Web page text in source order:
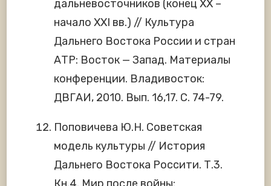
дальневосточников (конец XX –
начало XXI вв.) // Культура
Дальнего Востока России и стран
АТР: Восток — Запад. Материалы
конференции. Владивосток:
ДВГАИ, 2010. Вып. 16,17. С. 74-79.
Поповичева Ю.Н. Советская
модель культуры // История
Дальнего Востока Россити. Т.3.